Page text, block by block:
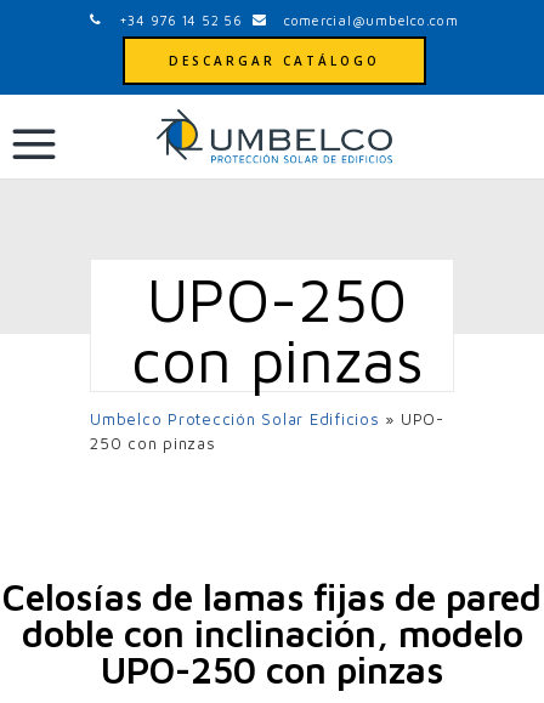
+34 976 14 52 56 comercial@umbelco.com
DESCARGAR CATÁLOGO
UPO-250
con pinzas
Umbelco Protección Solar Edificios » UPO-
250 con pinzas
Celosías de lamas fijas de pared
doble con inclinación, modelo
UPO-250 con pinzas